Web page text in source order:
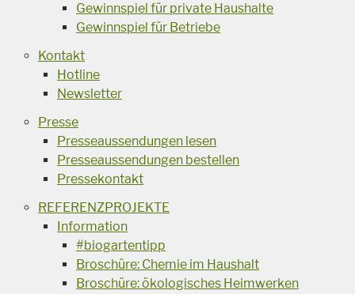
Gewinnspiel für private Haushalte
Gewinnspiel für Betriebe
Kontakt
Hotline
Newsletter
Presse
Presseaussendungen lesen
Presseaussendungen bestellen
Pressekontakt
REFERENZPROJEKTE
Information
#biogartentipp
Broschüre: Chemie im Haushalt
Broschüre: ökologisches Heimwerken